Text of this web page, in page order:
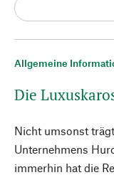
Allgemeine
Die
Nicht umsonst
Unternehmens
immerhin hat die